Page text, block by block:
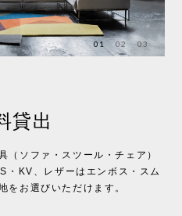
01 02 03
談会
えるために、家具選びだけでな
ロデュースのお手伝いをしており
ー造作家具、キッチンやバス・ト